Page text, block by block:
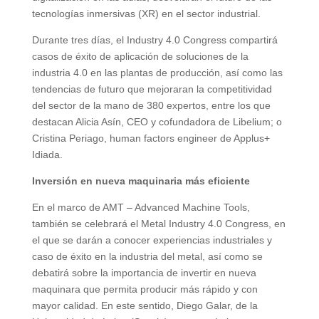
tecnologías inmersivas (XR) en el sector industrial.
Durante tres días, el Industry 4.0 Congress compartirá
casos de éxito de aplicación de soluciones de la
industria 4.0 en las plantas de producción, así como las
tendencias de futuro que mejoraran la competitividad
del sector de la mano de 380 expertos, entre los que
destacan Alicia Asín, CEO y cofundadora de Libelium; o
Cristina Periago, human factors engineer de Applus+
Idiada.
Inversión en nueva maquinaria más eficiente
En el marco de AMT – Advanced Machine Tools,
también se celebrará el Metal Industry 4.0 Congress, en
el que se darán a conocer experiencias industriales y
caso de éxito en la industria del metal, así como se
debatirá sobre la importancia de invertir en nueva
maquinara que permita producir más rápido y con
mayor calidad. En este sentido, Diego Galar, de la